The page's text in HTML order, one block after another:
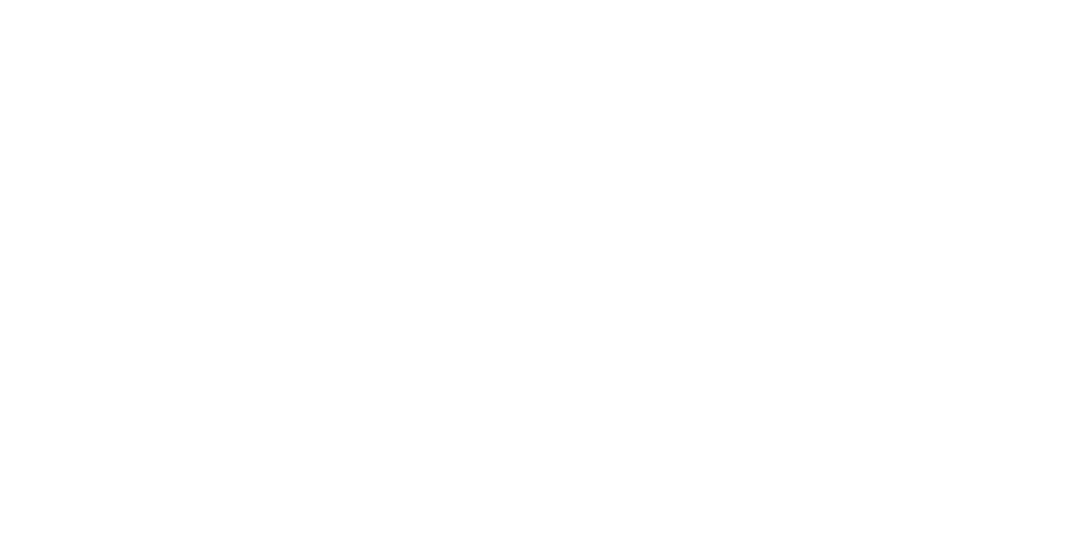
Nehan Ahmed ist Schüler in der Q1 (Klassenstufe 12) am Franz-Stock-Gymnasium in Arnsberg
in der Schule hat er sich ein ungewöhnliches Projekt vorgenommen: Er misst kosmische
Idee kam, welche Bergwerke er besucht hat und wo die besonderen Herausforderungen lagen,
Der Ausgangspunkt war das Science Camp Physik in Karlsruhe, an dem ich letzten Sommer
Teilchenphysik für mich etwas sehr Entferntes, fast schon Exotisches und ziemlich
Im Science Camp hast Du die CosMO-Detektoren kennengelernt. Wann wurde aus einem
Wir haben im Camp mit den CosMO-Detektoren von Netzwerk Teilchenwelt gearbeitet. Mich
einfacher Detektor etwas messen kann, das man gar nicht sehen kann, nämlich kosmische